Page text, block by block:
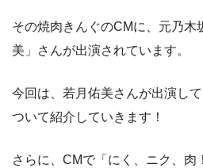
その焼肉きんぐのCMに、元乃木
美」さんが出演されています。
今回は、若月佑美さんが出演し
ついて紹介していきます！
さらに、CMで「にく、ニク、肉